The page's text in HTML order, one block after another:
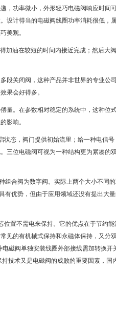
，功率微小，外形轻巧电磁阀响应时间
设计得当的电磁阀线圈功率消耗很低，
美观。
加油在较短的时间内接近完成；然后大
段关闭阀，这种产品并非世界的专业公
果会好得多。
量。在参数相对稳定的系统中，这种位
影响。
态，阀门提供初始流里；给一种电信
三位电磁阀可视为一种结构更为紧凑的
合阀为数字阀。实际上两个大小不同
优势，但由于应用领域还没有提出大
置不需电来保持。它的优点在于节约
见的有机械式保持和永磁体保持，又分
磁阀单独安装线圈外部接线需加转换开
技术又是电磁阀的成败的重要因素，国